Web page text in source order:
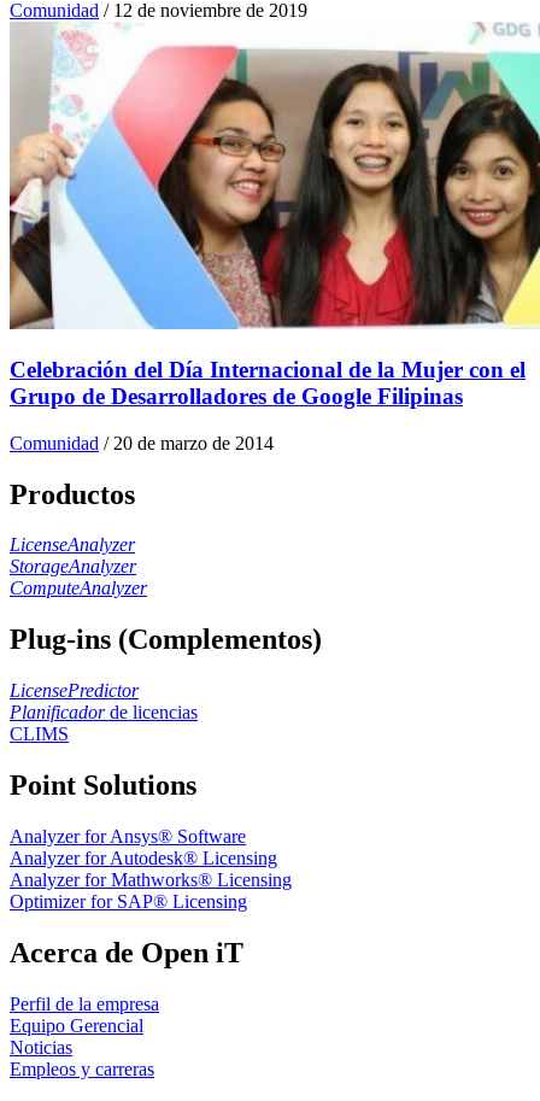
Comunidad / 12 de noviembre de 2019
Celebración del Día Internacional de la Mujer con el
Grupo de Desarrolladores de Google Filipinas
Comunidad / 20 de marzo de 2014
Productos
LicenseAnalyzer
StorageAnalyzer
ComputeAnalyzer
Plug-ins (Complementos)
LicensePredictor
Planificadorde licencias
CLIMS
Point Solutions
Analyzer for Ansys® Software
Analyzer for Autodesk® Licensing
Analyzer for Mathworks® Licensing
Optimizer for SAP® Licensing
Acerca de Open iT
Perfil de la empresa
Equipo Gerencial
Noticias
Empleos y carreras